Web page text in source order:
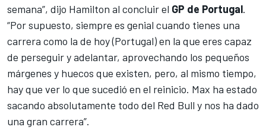
semana”, dijo Hamilton al concluir el GP de Portugal.
“Por supuesto, siempre es genial cuando tienes una
carrera como la de hoy (Portugal) en la que eres capaz
de perseguir y adelantar, aprovechando los pequeños
márgenes y huecos que existen, pero, al mismo tiempo,
hay que ver lo que sucedió en el reinicio. Max ha estado
sacando absolutamente todo del Red Bull y nos ha dado
una gran carrera”.